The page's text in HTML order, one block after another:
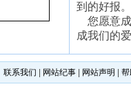
到的好报。
您愿意成
成我们的
联系我们 网站纪事 网站声明